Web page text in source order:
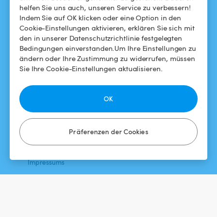
helfen Sie uns auch, unseren Service zu verbessern!
Indem Sie auf OK klicken oder eine Option in den
Cookie-Einstellungen aktivieren, erklären Sie sich mit
den in unserer Datenschutzrichtlinie festgelegten
Bedingungen einverstanden.Um Ihre Einstellungen zu
ändern oder Ihre Zustimmung zu widerrufen, müssen
Sie Ihre Cookie-Einstellungen aktualisieren.
Präferenzen der Cookies
OK
Swimmy in den Medien
Das Swimmy-Abenteuer
Für Gastgeber
Meinen Pool vermieten
So funktioniert's
Allgemeine
Geschäftsbedingungen
Datenschutzbestimmungen
Impressums
Instagram